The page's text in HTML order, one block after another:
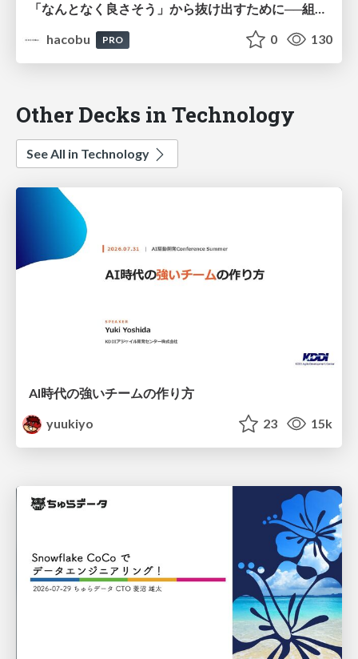
「なんとなく良さそう」から抜け出すために──組織開発の効果測定として『因果推論』に入門する話/登壇資料（井田 献一朗）
hacobu
PRO 0 130
Other Decks in Technology
See All in Technology
AI時代の強いチームの作り方
yuukiyo
23 15k